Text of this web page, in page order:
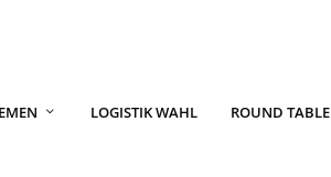
LOGISTIK WAHL ROUND TABLE